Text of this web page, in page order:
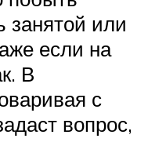
занятой или
если на
В
с
вопрос,